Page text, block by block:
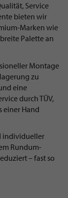
Service
bieten wir
Marken wie
Palette an
Montage
zu
eine
durch TÜV,
einer Hand
individueller
Rundum-
– fast so